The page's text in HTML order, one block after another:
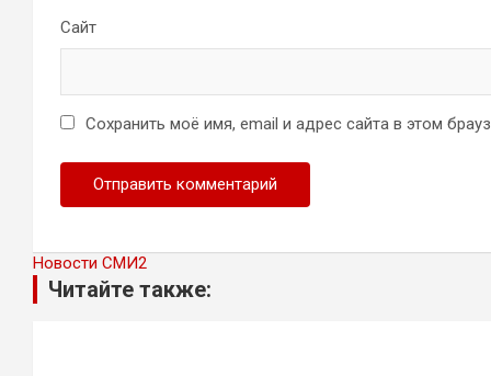
Сайт
Сохранить моё имя, email и адрес сайта в этом
Новости СМИ2
Читайте также: